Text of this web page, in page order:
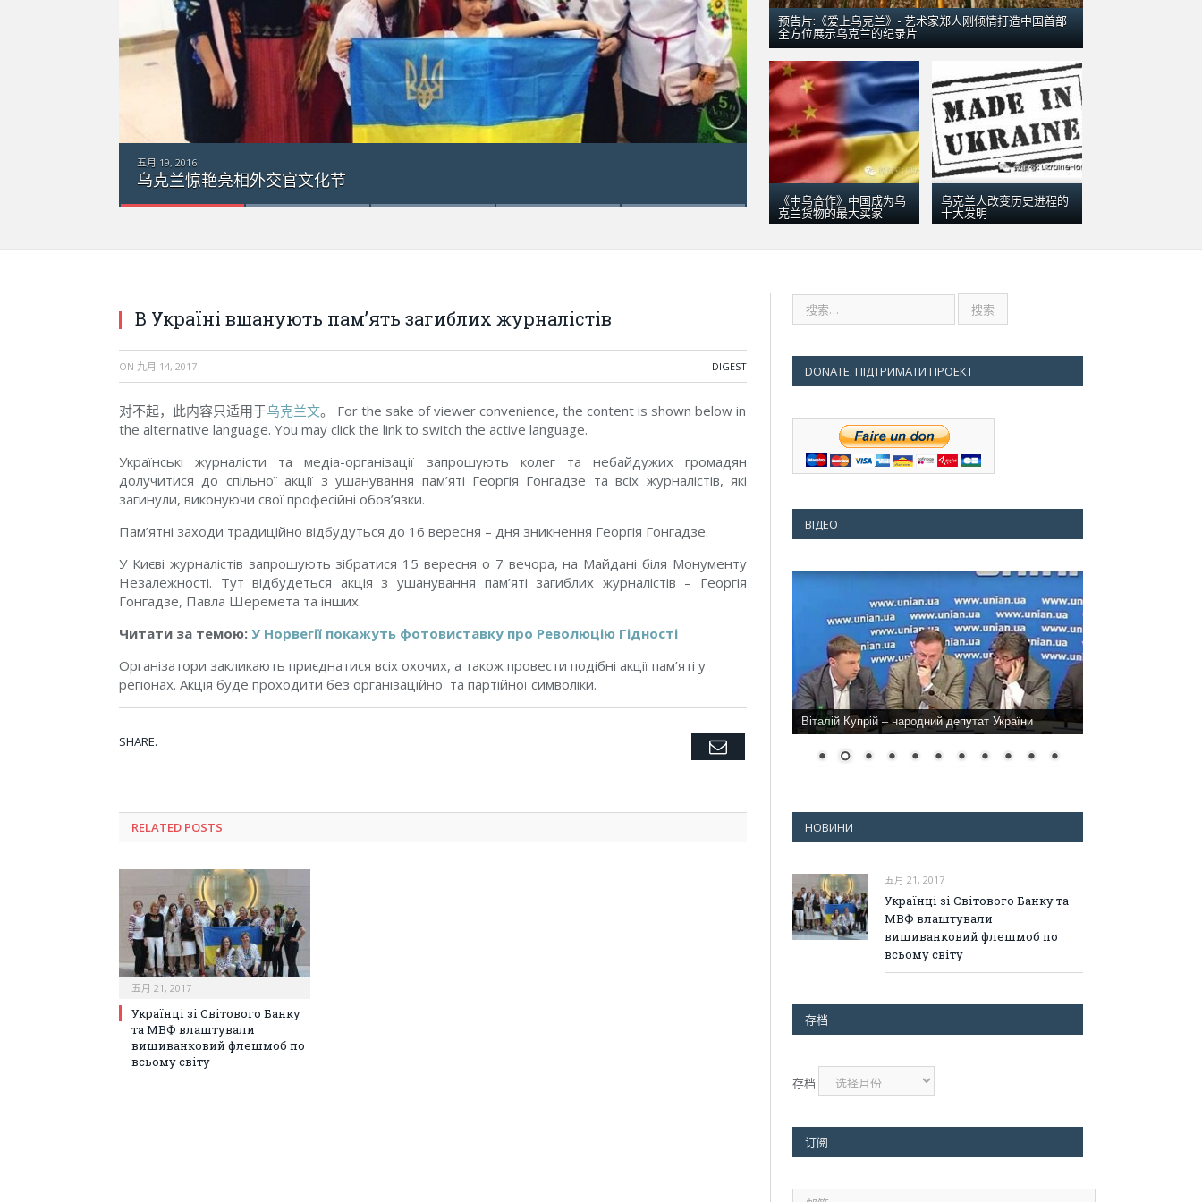
五月 19, 2016
乌克兰惊艳亮相外交官文化节
五月 18, 2016
乌克兰“梦幻”运输机在澳大利亚：引数千群众围观
预告片:《爱上乌克兰》- 艺术家郑人刚倾情打造中国首部
全方位展示乌克兰的纪录片
《中乌合作》中国成为乌
克兰货物的最大买家
乌克兰人改变历史进程的
十大发明
В Україні вшанують пам’ять загиблих журналістів
ON 九月 14, 2017 DIGEST
对不起，此内容只适用于乌克兰文。 For the sake of viewer convenience, the content is shown below in
the alternative language. You may click the link to switch the active language.
Українські журналісти та медіа-організації запрошують колег та небайдужих громадян
долучитися до спільної акції з ушанування пам’яті Георгія Гонгадзе та всіх журналістів, які
загинули, виконуючи свої професійні обов’язки.
Пам’ятні заходи традиційно відбудуться до 16 вересня – дня зникнення Георгія Гонгадзе.
У Києві журналістів запрошують зібратися 15 вересня о 7 вечора, на Майдані біля Монументу
Незалежності. Тут відбудеться акція з ушанування пам’яті загиблих журналістів – Георгія
Гонгадзе, Павла Шеремета та інших.
Читати за темою: У Норвегії покажуть фотовиставку про Революцію Гідності
Організатори закликають приєднатися всіх охочих, а також провести подібні акції пам’яті у
регіонах. Акція буде проходити без організаційної та партійної символіки.
SHARE. Twitter
Facebook
Google+
Pinterest
LinkedIn
TumblrEmail
RELATED POSTS
五月 21, 2017
Українці зі Світового Банку
та МВФ влаштували
вишиванковий флешмоб по
всьому світу
DONATE. ПІДТРИМАТИ ПРОЕКТ
ВІДЕО
Віталій Купрій – народний депутат України
НОВИНИ
五月 21, 2017
Українці зі Світового Банку та
МВФ влаштували
вишиванковий флешмоб по
всьому світу
存档
存档
订阅